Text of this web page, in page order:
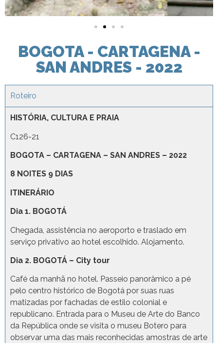
BOGOTA - CARTAGENA -
SAN ANDRES - 2022
Roteiro
HISTÓRIA, CULTURA E PRAIA
C126-21
BOGOTA – CARTAGENA – SAN ANDRES – 2022
8 NOITES 9 DIAS
ITINERÁRIO
Dia 1. BOGOTÁ
Chegada, assistência no aeroporto e traslado em
serviço privativo ao hotel escolhido. Alojamento.
Dia 2. BOGOTÁ – City tour
Café da manhã no hotel. Passeio panorâmico a pé
pelo centro histórico de Bogotá por suas ruas
matizadas por fachadas de estilo colonial e
republicano. Entrada para o Museu de Arte do Banco
da República onde se visita o museu Botero para
observar uma das mais reconhecidas amostras de arte